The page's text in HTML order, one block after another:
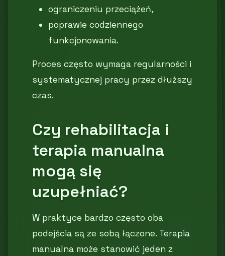
ograniczeniu przeciążeń,
poprawie codziennego
funkcjonowania.
Proces często wymaga regularności i
systematycznej pracy przez dłuższy
czas.
Czy rehabilitacja i
terapia manualna
mogą się
uzupełniać?
W praktyce bardzo często oba
podejścia są ze sobą łączone. Terapia
manualna może stanowić jeden z